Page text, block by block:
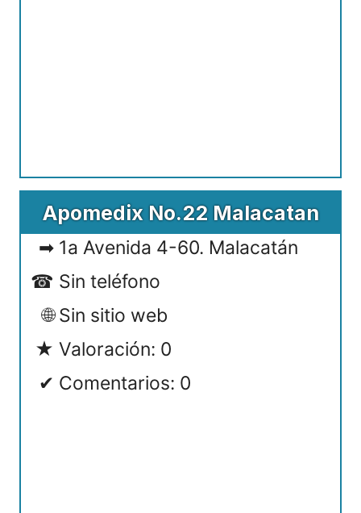
Apomedix No.22 Malacatan
1a Avenida 4-60. Malacatán
Sin teléfono
Sin sitio web
Valoración: 0
Comentarios: 0